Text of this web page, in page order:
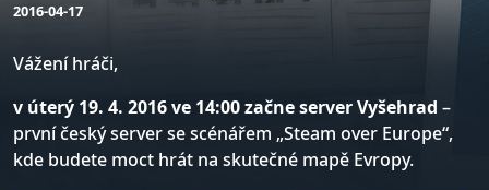
2016-04-17
Vážení hráči,
v úterý 19. 4. 2016 ve 14:00 začne server Vyšehrad –
první český server se scénářem „Steam over Europe“,
kde budete moct hrát na skutečné mapě Evropy.